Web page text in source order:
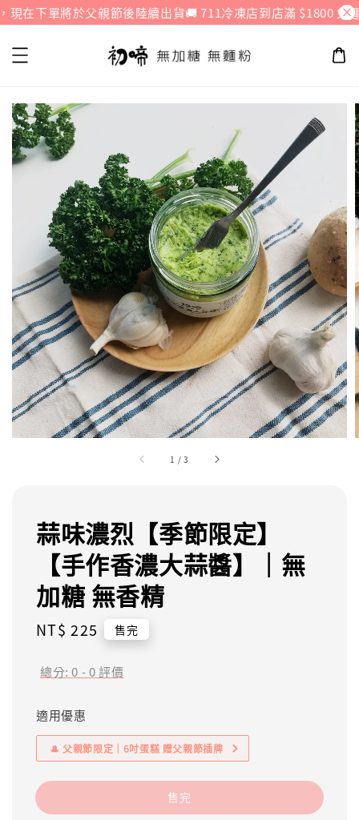
單將於父親節後陸續出貨🚚 711冷凍店到店滿 $1800 免運 ＆
1 /3
蒜味濃烈【季節限定】
【手作香濃大蒜醬】｜無
加糖 無香精
Regular
NT$ 225 售完
總分:0 -0評價
適用優惠
🎩 父親節限定｜6吋蛋糕 贈父親節插牌
售完